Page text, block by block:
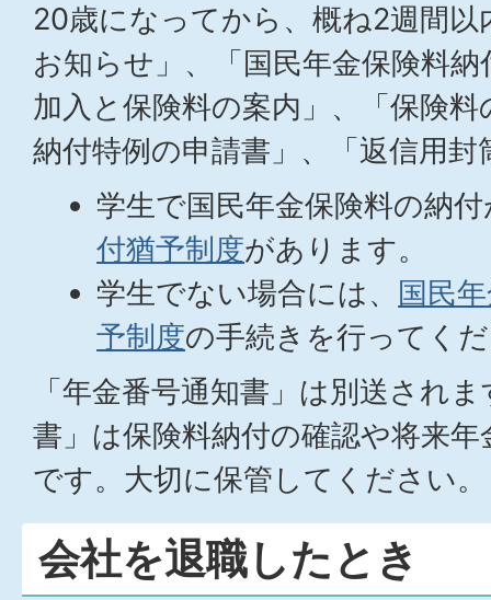
20歳になってから、概ね2週間以
お知らせ」、「国民年金保険料
加入と保険料の案内」、「保険
納付特例の申請書」、「返信用
学生で国民年金保険料の納
付猶予制度があります。
学生でない場合には、 国民
予制度の手続きを行ってく
「年金番号通知書」は別送され
書」は保険料納付の確認や将来
です。大切に保管してください。
会社を退職したとき